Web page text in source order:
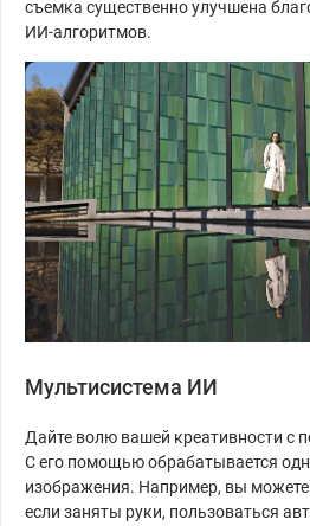
съемка существенно улучшена
ИИ-алгоритмов.
Мультисистема ИИ
Дайте волю вашей креативности
С его помощью обрабатывается
изображения. Например, вы можете
если заняты руки, пользоваться